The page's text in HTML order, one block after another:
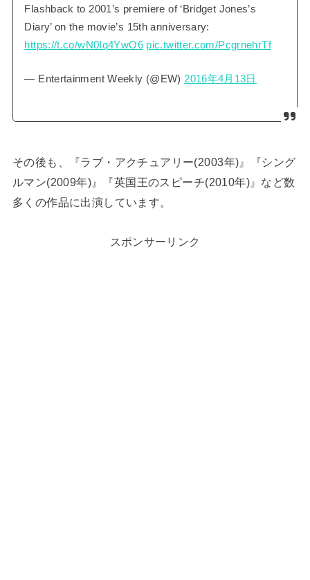
Flashback to 2001’s premiere of ‘Bridget Jones’s
Diary’ on the movie’s 15th anniversary:
https://t.co/wN0Iq4YwO6 pic.twitter.com/PcgrnehrTf
— Entertainment Weekly (@EW)2016年4月13日
その後も、『ラブ・アクチュアリー(2003年)』『シング
ルマン(2009年)』『英国王のスピーチ(2010年)』など数
多くの作品に出演しています。
スポンサーリンク